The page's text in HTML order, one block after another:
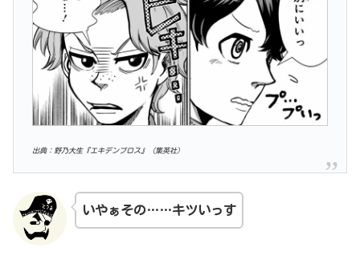
出典：野乃大生『エキデンブロス』（集英社）
いやぁその……キツいっす